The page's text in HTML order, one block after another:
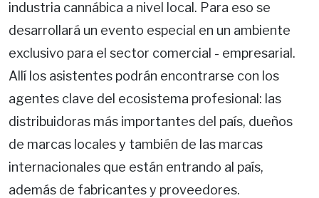
industria cannábica a nivel local. Para eso se
desarrollará un evento especial en un ambiente
exclusivo para el sector comercial - empresarial.
Allí los asistentes podrán encontrarse con los
agentes clave del ecosistema profesional: las
distribuidoras más importantes del país, dueños
de marcas locales y también de las marcas
internacionales que están entrando al país,
además de fabricantes y proveedores.